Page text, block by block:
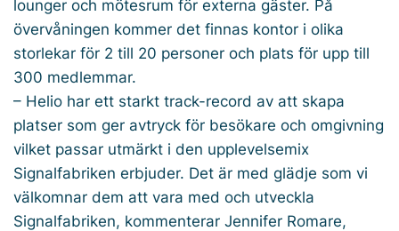
lounger och mötesrum för externa gäster. På
övervåningen kommer det finnas kontor i olika
storlekar för 2 till 20 personer och plats för upp till
300 medlemmar.
– Helio har ett starkt track-record av att skapa
platser som ger avtryck för besökare och omgivning
vilket passar utmärkt i den upplevelsemix
Signalfabriken erbjuder. Det är med glädje som vi
välkomnar dem att vara med och utveckla
Signalfabriken, kommenterar Jennifer Romare,